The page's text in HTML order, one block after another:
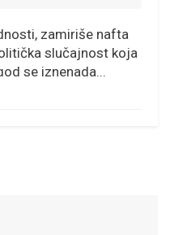
zamiriše nafta
slučajnost koja
se iznenada...